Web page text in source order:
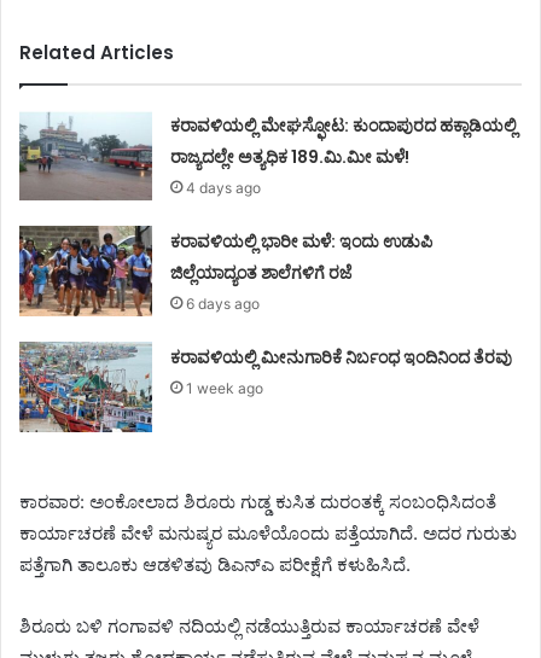
Related Articles
ಕರಾವಳಿಯಲ್ಲಿ ಮೇಘಸ್ಫೋಟ: ಕುಂದಾಪುರದ ಹಕ್ಲಾಡಿಯಲ್ಲಿ
ರಾಜ್ಯದಲ್ಲೇ ಅತ್ಯಧಿಕ 189.ಮಿ.ಮೀ ಮಳೆ!
4 days ago
ಕರಾವಳಿಯಲ್ಲಿ ಭಾರೀ ಮಳೆ: ಇಂದು ಉಡುಪಿ
ಜಿಲ್ಲೆಯಾದ್ಯಂತ ಶಾಲೆಗಳಿಗೆ ರಜೆ
6 days ago
ಕರಾವಳಿಯಲ್ಲಿ ಮೀನುಗಾರಿಕೆ ನಿರ್ಬಂಧ ಇಂದಿನಿಂದ ತೆರವು
1 week ago
ಕಾರವಾರ: ಅಂಕೋಲಾದ ಶಿರೂರು ಗುಡ್ಡ ಕುಸಿತ ದುರಂತಕ್ಕೆ ಸಂಬಂಧಿಸಿದಂತೆ
ಕಾರ್ಯಾಚರಣೆ ವೇಳೆ ಮನುಷ್ಯರ ಮೂಳೆಯೊಂದು ಪತ್ತೆಯಾಗಿದೆ. ಅದರ ಗುರುತು
ಪತ್ತೆಗಾಗಿ ತಾಲೂಕು ಆಡಳಿತವು ಡಿಎನ್ಎ ಪರೀಕ್ಷೆಗೆ ಕಳುಹಿಸಿದೆ.
ಶಿರೂರು ಬಳಿ ಗಂಗಾವಳಿ ನದಿಯಲ್ಲಿ ನಡೆಯುತ್ತಿರುವ ಕಾರ್ಯಾಚರಣೆ ವೇಳೆ